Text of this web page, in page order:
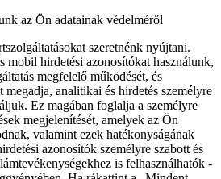
az Ön adatainak védelméről
szeretnénk nyújtani.
mobil hirdetési azonosítókat használunk,
megfelelő működését, és
megadja, analitikai és hirdetés személyre
Ez magában foglalja a személyre
megjelenítését, amelyek az Ön
valamint ezek hatékonyságának
azonosítók személyre szabott és
is felhasználhatók -